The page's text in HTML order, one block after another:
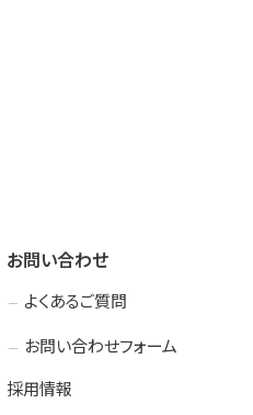
お問い合わせ
よくあるご質問
お問い合わせフォーム
採用情報